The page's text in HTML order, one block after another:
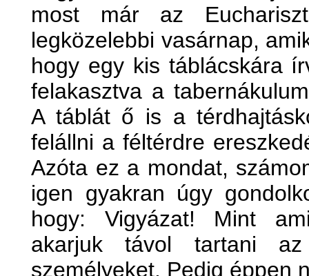
most már az
legközelebbi vasárnap,
hogy egy kis táblácskára
felakasztva a
A táblát ő is a
felállni a féltérdre
Azóta ez a mondat,
igen gyakran úgy
hogy: Vigyázat! Mint
akarjuk távol tartani
személyeket. Pedig éppen